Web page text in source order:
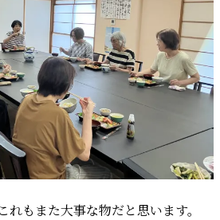
もまた大事な物だと思います。